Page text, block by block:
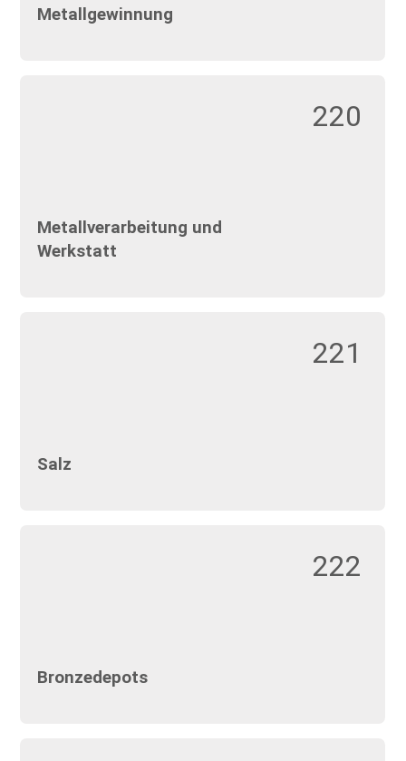
Metallgewinnung
220
Metallverarbeitung und
Werkstatt
221
Salz
222
Bronzedepots